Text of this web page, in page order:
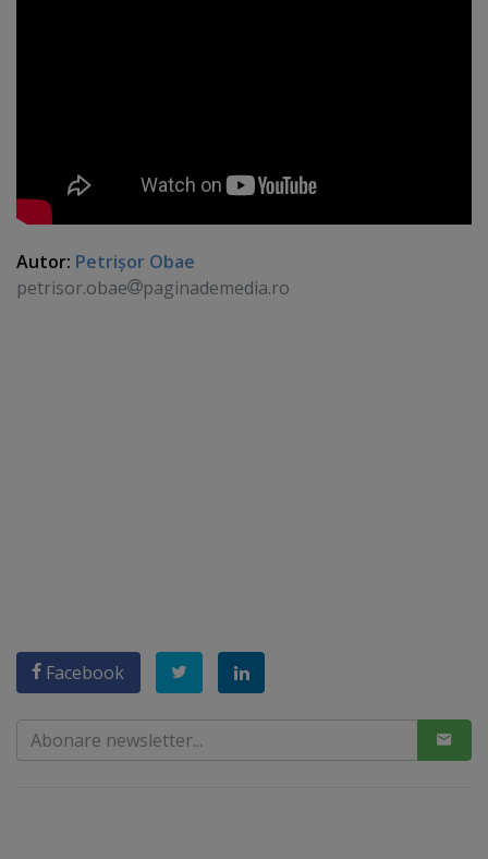
Autor: Petrişor Obae
petrisor.obae
paginademedia.ro
Facebook